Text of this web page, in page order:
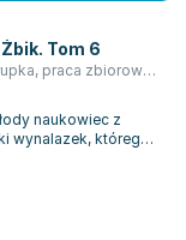
Tom 6
, praca zbiorowa ,
naukowiec z
wynalazek, którego